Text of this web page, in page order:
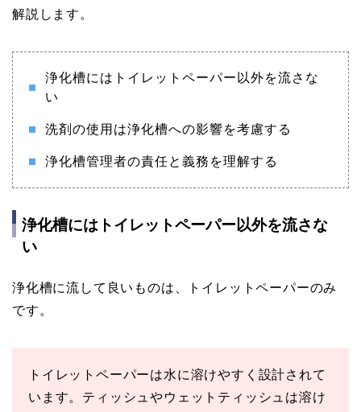
解説します。
浄化槽にはトイレットペーパー以外を流さな
い
洗剤の使用は浄化槽への影響を考慮する
浄化槽管理者の責任と義務を理解する
浄化槽にはトイレットペーパー以外を流さな
い
浄化槽に流して良いものは、トイレットペーパーのみ
です。
トイレットペーパーは水に溶けやすく設計されて
います。ティッシュやウェットティッシュは溶け